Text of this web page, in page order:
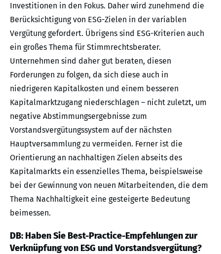
Investitionen in den Fokus. Daher wird zunehmend die
Berücksichtigung von ESG-Zielen in der variablen
Vergütung gefordert. Übrigens sind ESG-Kriterien auch
ein großes Thema für Stimmrechtsberater.
Unternehmen sind daher gut beraten, diesen
Forderungen zu folgen, da sich diese auch in
niedrigeren Kapitalkosten und einem besseren
Kapitalmarktzugang niederschlagen – nicht zuletzt, um
negative Abstimmungsergebnisse zum
Vorstandsvergütungssystem auf der nächsten
Hauptversammlung zu vermeiden. Ferner ist die
Orientierung an nachhaltigen Zielen abseits des
Kapitalmarkts ein essenzielles Thema, beispielsweise
bei der Gewinnung von neuen Mitarbeitenden, die dem
Thema Nachhaltigkeit eine gesteigerte Bedeutung
beimessen.
DB: Haben Sie Best-Practice-Empfehlungen zur
Verknüpfung von ESG und Vorstandsvergütung?